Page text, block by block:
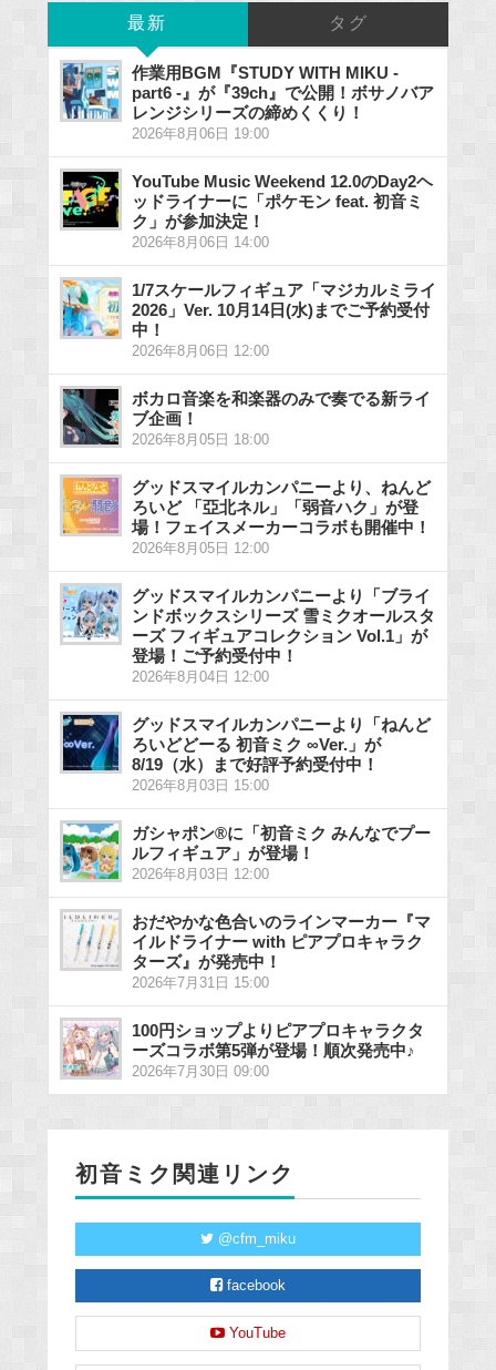
最新 タグ
作業用BGM『STUDY WITH MIKU -
part6 -』が『39ch』で公開！ボサノバア
レンジシリーズの締めくくり！
2026年8月06日 19:00
YouTube Music Weekend 12.0のDay2ヘ
ッドライナーに「ポケモン feat. 初音ミ
ク」が参加決定！
2026年8月06日 14:00
1/7スケールフィギュア「マジカルミライ
2026」Ver. 10月14日(水)までご予約受付
中！
2026年8月06日 12:00
ボカロ音楽を和楽器のみで奏でる新ライ
ブ企画！
2026年8月05日 18:00
グッドスマイルカンパニーより、ねんど
ろいど 「亞北ネル」「弱音ハク」が登
場！フェイスメーカーコラボも開催中！
2026年8月05日 12:00
グッドスマイルカンパニーより「ブライ
ンドボックスシリーズ 雪ミクオールスタ
ーズ フィギュアコレクション Vol.1」が
登場！ご予約受付中！
2026年8月04日 12:00
グッドスマイルカンパニーより「ねんど
ろいどどーる 初音ミク ∞Ver.」が
8/19（水）まで好評予約受付中！
2026年8月03日 15:00
ガシャポン®に「初音ミク みんなでプー
ルフィギュア」が登場！
2026年8月03日 12:00
おだやかな色合いのラインマーカー『マ
イルドライナー with ピアプロキャラク
ターズ』が発売中！
2026年7月31日 15:00
100円ショップよりピアプロキャラクタ
ーズコラボ第5弾が登場！順次発売中♪
2026年7月30日 09:00
初音ミク関連リンク
@cfm_miku
facebook
YouTube